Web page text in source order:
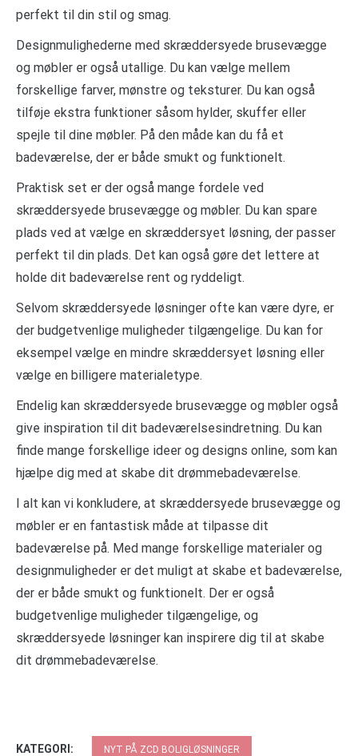
perfekt til din stil og smag.
Designmulighederne med skræddersyede brusevægge
og møbler er også utallige. Du kan vælge mellem
forskellige farver, mønstre og teksturer. Du kan også
tilføje ekstra funktioner såsom hylder, skuffer eller
spejle til dine møbler. På den måde kan du få et
badeværelse, der er både smukt og funktionelt.
Praktisk set er der også mange fordele ved
skræddersyede brusevægge og møbler. Du kan spare
plads ved at vælge en skræddersyet løsning, der passer
perfekt til din plads. Det kan også gøre det lettere at
holde dit badeværelse rent og ryddeligt.
Selvom skræddersyede løsninger ofte kan være dyre, er
der budgetvenlige muligheder tilgængelige. Du kan for
eksempel vælge en mindre skræddersyet løsning eller
vælge en billigere materialetype.
Endelig kan skræddersyede brusevægge og møbler også
give inspiration til dit badeværelsesindretning. Du kan
finde mange forskellige ideer og designs online, som kan
hjælpe dig med at skabe dit drømmebadeværelse.
I alt kan vi konkludere, at skræddersyede brusevægge og
møbler er en fantastisk måde at tilpasse dit
badeværelse på. Med mange forskellige materialer og
designmuligheder er det muligt at skabe et badeværelse,
der er både smukt og funktionelt. Der er også
budgetvenlige muligheder tilgængelige, og
skræddersyede løsninger kan inspirere dig til at skabe
dit drømmebadeværelse.
KATEGORI: NYT PÅ ZCD BOLIGLØSNINGER